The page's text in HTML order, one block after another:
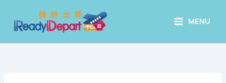
content
MENU